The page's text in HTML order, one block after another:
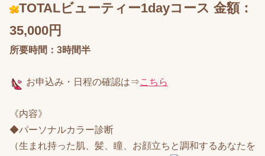
TOTALビューティー1dayコース 金額：
35,000円
所要時間：3時間半
お申込み ・日程の確認は⇒こちら
《内容》
◆パーソナルカラー診断
（生まれ持った肌、髪、瞳、お顔立ちと調和するあなたを